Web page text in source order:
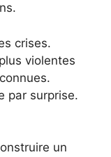
crises.
violentes
par surprise.
un